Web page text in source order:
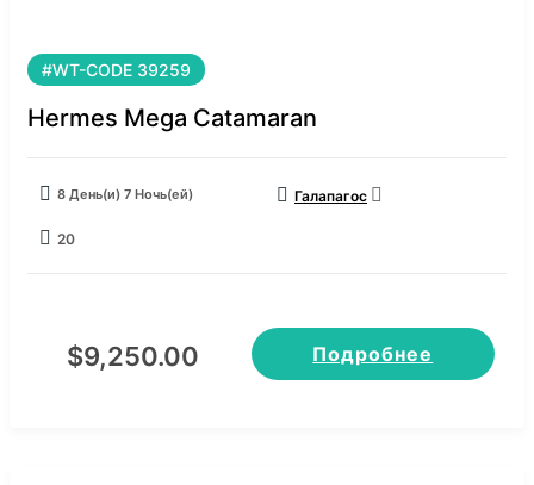
#WT-CODE 39259
Hermes Mega Catamaran
8 День(и) 7 Ночь(ей) Галапагос
20
$9,250.00 Подробнее